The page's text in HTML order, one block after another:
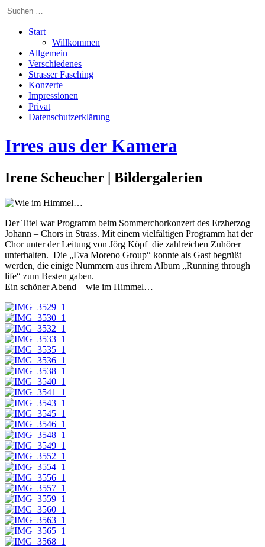
Start
Willkommen
Allgemein
Verschiedenes
Strasser Fasching
Konzerte
Impressionen
Privat
Datenschutzerklärung
Irres aus der Kamera
Irene Scheucher | Bildergalerien
Der Titel war Programm beim Sommerchorkonzert des Erzherzog –
Johann – Chors in Strass. Mit einem vielfältigen Programm hat der
Chor unter der Leitung von Jörg Köpf die zahlreichen Zuhörer
unterhalten. Die „Eva Moreno Group“ konnte als Gast begrüßt
werden, die einige Nummern aus ihrem Album „Running through
life“ zum Besten gaben.
Ein schöner Abend – wie im Himmel…